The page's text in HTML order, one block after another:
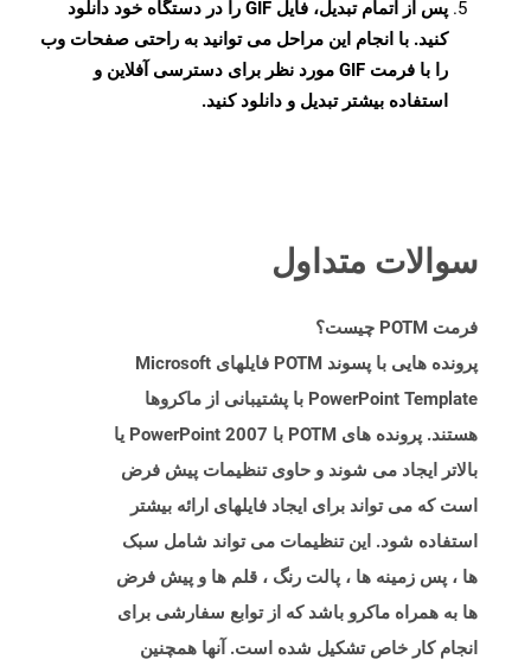
پس از اتمام تبدیل، فایل GIF را در دستگاه خود دانلود
کنید. با انجام این مراحل می توانید به راحتی صفحات وب
را با فرمت GIF مورد نظر برای دسترسی آفلاین و
استفاده بیشتر تبدیل و دانلود کنید.
سوالات متداول
فرمت POTM چیست؟
پرونده هایی با پسوند POTM فایلهای Microsoft
PowerPoint Template با پشتیبانی از ماکروها
هستند. پرونده های POTM با PowerPoint 2007 یا
بالاتر ایجاد می شوند و حاوی تنظیمات پیش فرض
است که می تواند برای ایجاد فایلهای ارائه بیشتر
استفاده شود. این تنظیمات می تواند شامل سبک
ها ، پس زمینه ها ، پالت رنگ ، قلم ها و پیش فرض
ها به همراه ماکرو باشد که از توابع سفارشی برای
انجام کار خاص تشکیل شده است. آنها همچنین